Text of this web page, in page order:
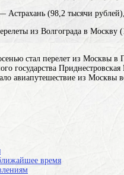
Астрахань (98,2 тысячи
из Волгограда в
стал перелет из Москвы в
государства
авиапутешествие из
время